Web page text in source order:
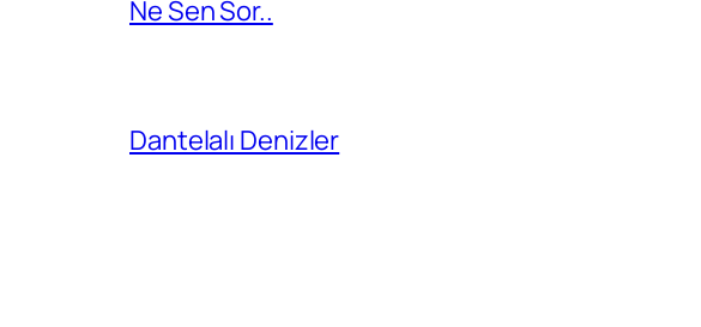
Ne Sen Sor..
Dantelalı Denizler